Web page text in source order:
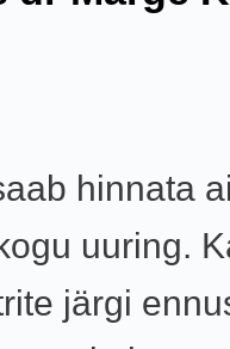
hinnata
uuring.
järgi